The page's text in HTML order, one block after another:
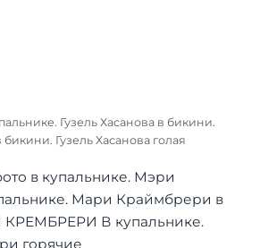
Гузель Хасанова в бикини.
Гузель Хасанова голая